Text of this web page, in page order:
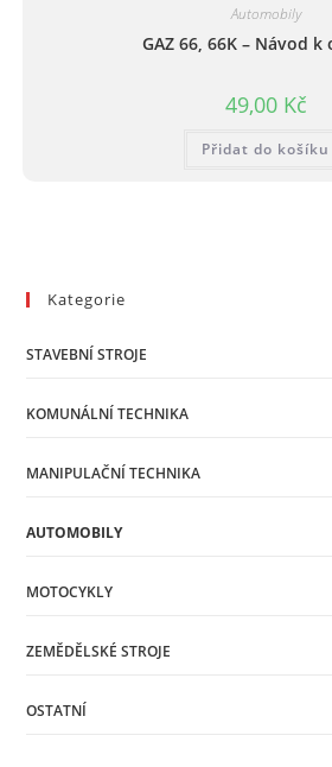
Automobily
GAZ 66, 66K – Návod k
49,00 Kč
Přidat do košíku
Kategorie
STAVEBNÍ STROJE
KOMUNÁLNÍ TECHNIKA
MANIPULAČNÍ TECHNIKA
AUTOMOBILY
MOTOCYKLY
ZEMĚDĚLSKÉ STROJE
OSTATNÍ